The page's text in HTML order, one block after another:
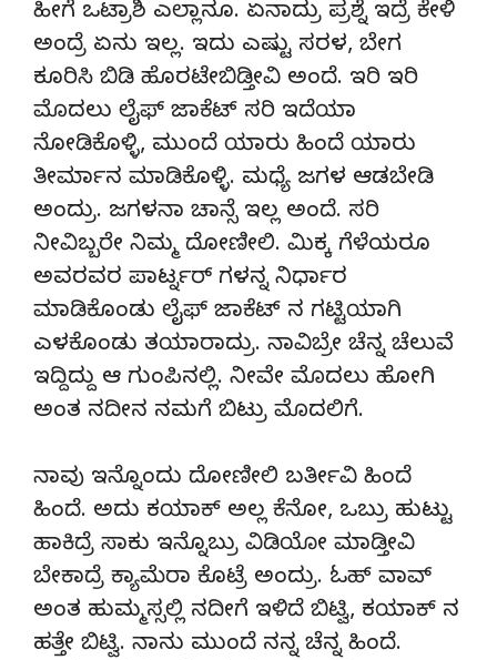
ಹೀಗೆ ಒಟ್ರಾಶಿ ಎಲ್ಲಾನೂ. ಏನಾದ್ರು ಪ್ರಶ್ನೆ ಇದ್ರೆ ಕೇಳಿ
ಅಂದ್ರೆ ಏನು ಇಲ್ಲ. ಇದು ಎಷ್ಟು ಸರಳ, ಬೇಗ
ಕೂರಿಸಿ ಬಿಡಿ ಹೊರಟೇಬಿಡ್ತೀವಿ ಅಂದೆ. ಇರಿ ಇರಿ
ಮೊದಲು ಲೈಫ್ ಜಾಕೆಟ್ ಸರಿ ಇದೆಯಾ
ನೋಡಿಕೊಳ್ಳಿ, ಮುಂದೆ ಯಾರು ಹಿಂದೆ ಯಾರು
ತೀರ್ಮಾನ ಮಾಡಿಕೊಳ್ಳಿ. ಮಧ್ಯೆ ಜಗಳ ಆಡಬೇಡಿ
ಅಂದ್ರು. ಜಗಳನಾ ಚಾನ್ಸೆ ಇಲ್ಲ ಅಂದೆ. ಸರಿ
ನೀವಿಬ್ಬರೇ ನಿಮ್ಮ ದೋಣೀಲಿ. ಮಿಕ್ಕ ಗೆಳೆಯರೂ
ಅವರವರ ಪಾರ್ಟ್ನರ್ ಗಳನ್ನ ನಿರ್ಧಾರ
ಮಾಡಿಕೊಂಡು ಲೈಫ್ ಜಾಕೆಟ್ ನ ಗಟ್ಟಿಯಾಗಿ
ಎಳಕೊಂಡು ತಯಾರಾದ್ರು. ನಾವಿಬ್ರೇ ಚೆನ್ನ ಚೆಲುವೆ
ಇದ್ದಿದ್ದು ಆ ಗುಂಪಿನಲ್ಲಿ. ನೀವೇ ಮೊದಲು ಹೋಗಿ
ಅಂತ ನದೀನ ನಮಗೆ ಬಿಟ್ರು ಮೊದಲಿಗೆ.
ನಾವು ಇನ್ನೊಂದು ದೋಣೀಲಿ ಬರ್ತೀವಿ ಹಿಂದೆ
ಹಿಂದೆ. ಅದು ಕಯಾಕ್ ಅಲ್ಲ ಕೆನೋ, ಒಬ್ರು ಹುಟ್ಟು
ಹಾಕಿದ್ರೆ ಸಾಕು ಇನ್ನೊಬ್ರು ವಿಡಿಯೋ ಮಾಡ್ತೀವಿ
ಬೇಕಾದ್ರೆ ಕ್ಯಾಮೆರಾ ಕೊಟ್ರೆ ಅಂದ್ರು. ಓಹ್ ವಾವ್
ಅಂತ ಹುಮ್ಮಸ್ಸಲ್ಲಿ ನದೀಗೆ ಇಳಿದೆ ಬಿಟ್ವಿ, ಕಯಾಕ್ ನ
ಹತ್ತೇ ಬಿಟ್ವಿ. ನಾನು ಮುಂದೆ ನನ್ನ ಚೆನ್ನ ಹಿಂದೆ.